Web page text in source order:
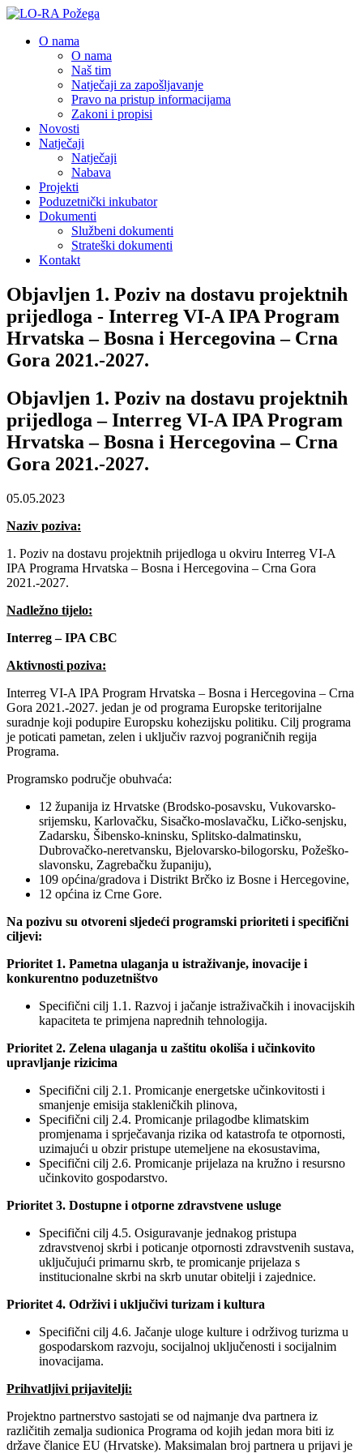
O nama
O nama
Naš tim
Natječaji za zapošljavanje
Pravo na pristup informacijama
Zakoni i propisi
Novosti
Natječaji
Natječaji
Nabava
Projekti
Poduzetnički inkubator
Dokumenti
Službeni dokumenti
Strateški dokumenti
Kontakt
Objavljen 1. Poziv na dostavu projektnih
prijedloga - Interreg VI-A IPA Program
Hrvatska – Bosna i Hercegovina – Crna
Gora 2021.-2027.
Objavljen 1. Poziv na dostavu projektnih
prijedloga – Interreg VI-A IPA Program
Hrvatska – Bosna i Hercegovina – Crna
Gora 2021.-2027.
05.05.2023
Naziv poziva:
1. Poziv na dostavu projektnih prijedloga u okviru Interreg VI-A
IPA Programa Hrvatska – Bosna i Hercegovina – Crna Gora
2021.-2027.
Nadležno tijelo:
Interreg – IPA CBC
Aktivnosti poziva:
Interreg VI-A IPA Program Hrvatska – Bosna i Hercegovina – Crna
Gora 2021.-2027. jedan je od programa Europske teritorijalne
suradnje koji podupire Europsku kohezijsku politiku. Cilj programa
je poticati pametan, zelen i uključiv razvoj pograničnih regija
Programa.
Programsko područje obuhvaća:
12 županija iz Hrvatske (Brodsko-posavsku, Vukovarsko-
srijemsku, Karlovačku, Sisačko-moslavačku, Ličko-senjsku,
Zadarsku, Šibensko-kninsku, Splitsko-dalmatinsku,
Dubrovačko-neretvansku, Bjelovarsko-bilogorsku, Požeško-
slavonsku, Zagrebačku županiju),
109 općina/gradova i Distrikt Brčko iz Bosne i Hercegovine,
12 općina iz Crne Gore.
Na pozivu su otvoreni sljedeći programski prioriteti i specifični
ciljevi:
Prioritet 1. Pametna ulaganja u istraživanje, inovacije i
konkurentno poduzetništvo
Specifični cilj 1.1. Razvoj i jačanje istraživačkih i inovacijskih
kapaciteta te primjena naprednih tehnologija.
Prioritet 2. Zelena ulaganja u zaštitu okoliša i učinkovito
upravljanje rizicima
Specifični cilj 2.1. Promicanje energetske učinkovitosti i
smanjenje emisija stakleničkih plinova,
Specifični cilj 2.4. Promicanje prilagodbe klimatskim
promjenama i sprječavanja rizika od katastrofa te otpornosti,
uzimajući u obzir pristupe utemeljene na ekosustavima,
Specifični cilj 2.6. Promicanje prijelaza na kružno i resursno
učinkovito gospodarstvo.
Prioritet 3. Dostupne i otporne zdravstvene usluge
Specifični cilj 4.5. Osiguravanje jednakog pristupa
zdravstvenoj skrbi i poticanje otpornosti zdravstvenih sustava,
uključujući primarnu skrb, te promicanje prijelaza s
institucionalne skrbi na skrb unutar obitelji i zajednice.
Prioritet 4. Održivi i uključivi turizam i kultura
Specifični cilj 4.6. Jačanje uloge kulture i održivog turizma u
gospodarskom razvoju, socijalnoj uključenosti i socijalnim
inovacijama.
Prihvatljivi prijavitelji:
Projektno partnerstvo sastojati se od najmanje dva partnera iz
različitih zemalja sudionica Programa od kojih jedan mora biti iz
države članice EU (Hrvatske). Maksimalan broj partnera u prijavi je